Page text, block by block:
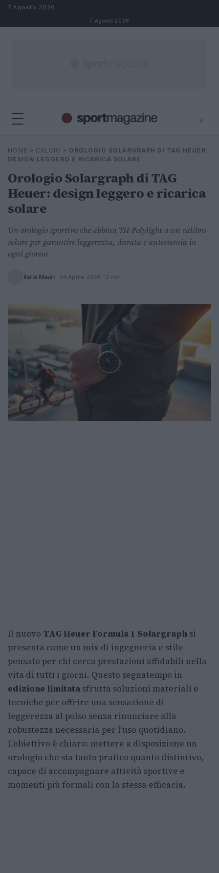
Salta al contenuto
7 Agosto 2026
7 Agosto 2026
⌕
Cerca
⌕ ×
HOME » CALCIO » OROLOGIO SOLARGRAPH DI TAG HEUER:
DESIGN LEGGERO E RICARICA SOLARE
Orologio Solargraph di TAG
Heuer: design leggero e ricarica
solare
Un orologio sportivo che abbina TH-Polylight a un calibro
solare per garantire leggerezza, durata e autonomia in
ogni giorno
Ilaria Mauri · 24 Aprile 2026 · 3 min
Il nuovo TAG Heuer Formula 1 Solargraph si
presenta come un mix di ingegneria e stile
pensato per chi cerca prestazioni affidabili nella
vita di tutti i giorni. Questo segnatempo in
edizione limitata sfrutta soluzioni materiali e
tecniche per offrire una sensazione di
leggerezza al polso senza rinunciare alla
robustezza necessaria per l’uso quotidiano.
L’obiettivo è chiaro: mettere a disposizione un
orologio che sia tanto pratico quanto distintivo,
capace di accompagnare attività sportive e
momenti più formali con la stessa efficacia.